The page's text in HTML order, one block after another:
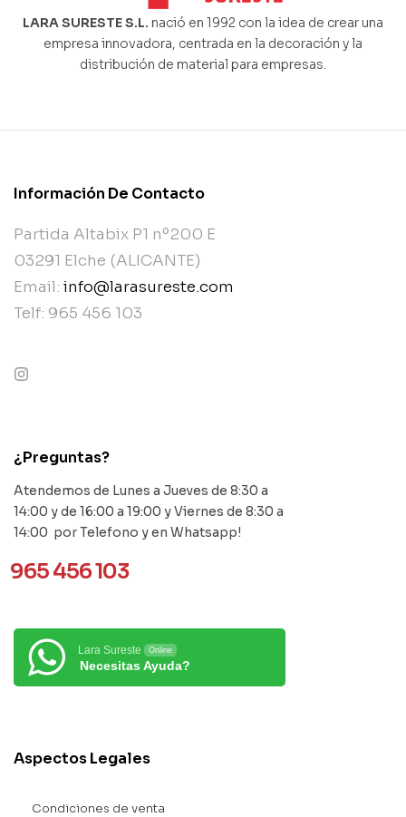
LARA SURESTE S.L. nació en 1992 con la idea de crear una
empresa innovadora, centrada en la decoración y la
distribución de material para empresas.
Información De Contacto
Partida Altabix P1 nº200 E
03291 Elche (ALICANTE)
Email: info@larasureste.com
Telf: 965 456 103
¿Preguntas?
Atendemos de Lunes a Jueves de 8:30 a
14:00 y de 16:00 a 19:00 y Viernes de 8:30 a
14:00 por Telefono y en Whatsapp!
965 456 103
Lara Sureste Online
Necesitas Ayuda?
Aspectos Legales
Condiciones de venta